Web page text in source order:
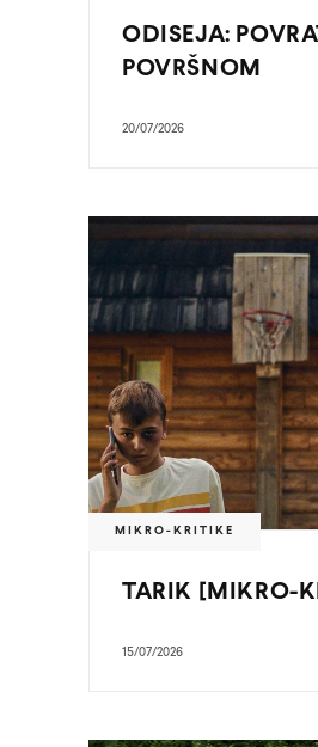
ODISEJA:
POVRŠNOM
20/07/2026
MIKRO-KRITIKE
TARIK [MIKRO-
15/07/2026